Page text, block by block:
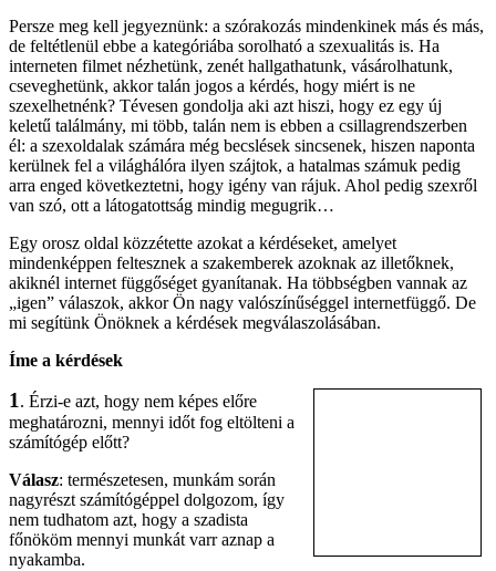
Persze meg kell jegyeznünk: a szórakozás mindenkinek más és más,
de feltétlenül ebbe a kategóriába sorolható a szexualitás is. Ha
interneten filmet nézhetünk, zenét hallgathatunk, vásárolhatunk,
cseveghetünk, akkor talán jogos a kérdés, hogy miért is ne
szexelhetnénk? Tévesen gondolja aki azt hiszi, hogy ez egy új
keletű találmány, mi több, talán nem is ebben a csillagrendszerben
él: a szexoldalak számára még becslések sincsenek, hiszen naponta
kerülnek fel a világhálóra ilyen szájtok, a hatalmas számuk pedig
arra enged következtetni, hogy igény van rájuk. Ahol pedig szexről
van szó, ott a látogatottság mindig megugrik…
Egy orosz oldal közzétette azokat a kérdéseket, amelyet
mindenképpen feltesznek a szakemberek azoknak az illetőknek,
akiknél internet függőséget gyanítanak. Ha többségben vannak az
„igen” válaszok, akkor Ön nagy valószínűséggel internetfüggő. De
mi segítünk Önöknek a kérdések megválaszolásában.
Íme a kérdések
1. Érzi-e azt, hogy nem képes előre
meghatározni, mennyi időt fog eltölteni a
számítógép előtt?
Válasz: természetesen, munkám során
nagyrészt számítógéppel dolgozom, így
nem tudhatom azt, hogy a szadista
főnököm mennyi munkát varr aznap a
nyakamba.